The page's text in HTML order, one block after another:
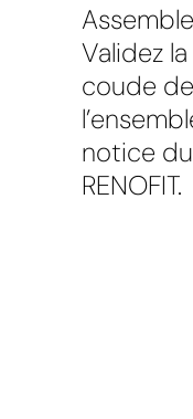
Validez
coude
notice
RENOFIT.